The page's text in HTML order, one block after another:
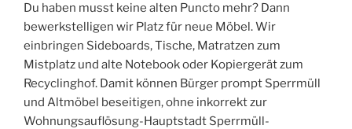
Du haben musst keine alten Puncto mehr? Dann
bewerkstelligen wir Platz für neue Möbel. Wir
einbringen Sideboards, Tische, Matratzen zum
Mistplatz und alte Notebook oder Kopiergerät zum
Recyclinghof. Damit können Bürger prompt Sperrmüll
und Altmöbel beseitigen, ohne inkorrekt zur
Wohnungsauflösung-Hauptstadt Sperrmüll-